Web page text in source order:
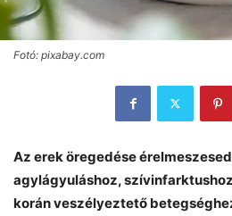
Fotó: pixabay.com
Az erek öregedése
agylágyuláshoz,
korán veszélyeztető